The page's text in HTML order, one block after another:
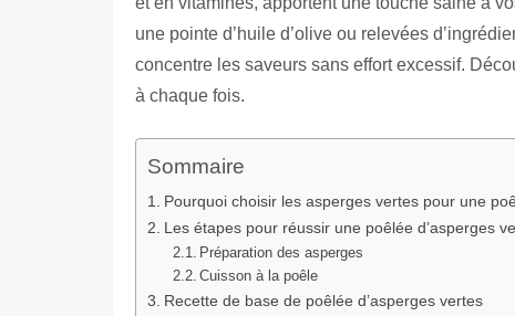
une pointe d’huile d’olive ou relevées
concentre les saveurs sans effort excessif.
à chaque fois.
Sommaire
Pourquoi choisir les asperges vertes pour une
Les étapes pour réussir une poêlée d’asperges
Préparation des asperges
Cuisson à la poêle
Recette de base de poêlée d’asperges vertes